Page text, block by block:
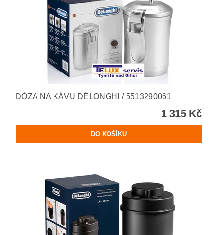
DÓZA NA KÁVU DÉLONGHI / 5513290061
1 315 Kč